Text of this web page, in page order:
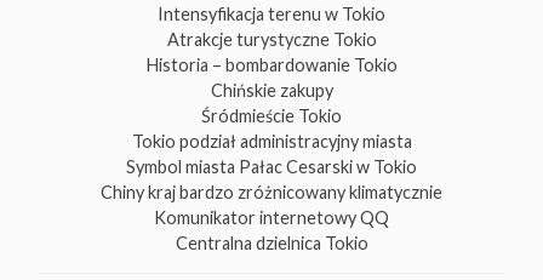
Intensyfikacja terenu w Tokio
Atrakcje turystyczne Tokio
Historia – bombardowanie Tokio
Chińskie zakupy
Śródmieście Tokio
Tokio podział administracyjny miasta
Symbol miasta Pałac Cesarski w Tokio
Chiny kraj bardzo zróżnicowany klimatycznie
Komunikator internetowy QQ
Centralna dzielnica Tokio